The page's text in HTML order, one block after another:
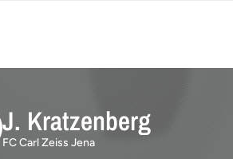
J. Kratzenberg
FC Carl Zeiss Jena